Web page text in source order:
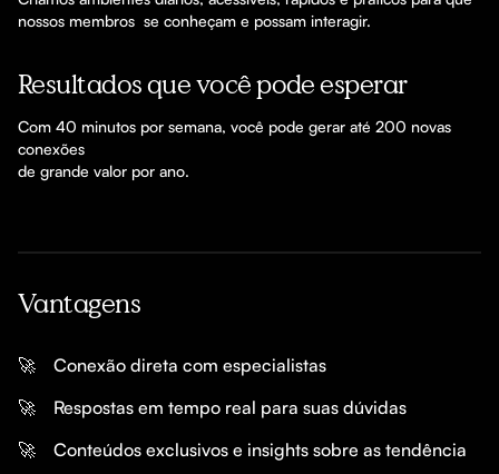
nossos membros  se conheçam e possam interagir.
Resultados que você pode esperar
Com 40 minutos por semana, você pode gerar até 200 novas
conexões
de grande valor por ano.
Vantagens
🚀
Conexão direta com especialistas
🚀
Respostas em tempo real para suas dúvidas
🚀
Conteúdos exclusivos e insights sobre as tendência